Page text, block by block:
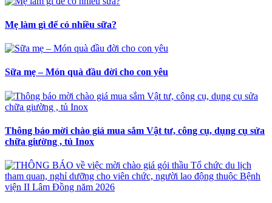
Mẹ làm gì để có nhiều sữa?
Sữa mẹ – Món quà đầu đời cho con yêu
Thông báo mời chào giá mua sắm Vật tư, công cụ, dụng cụ sửa
chữa giường , tủ Inox